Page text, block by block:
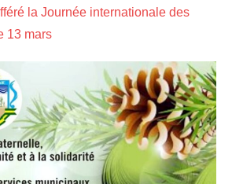
la Journée internationale des
13 mars